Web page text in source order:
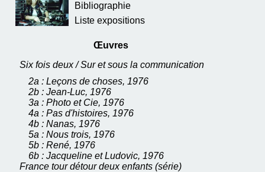
Bibliographie
Liste expositions
Œuvres
Six fois deux / Sur et sous la communication
2a : Leçons de choses, 1976
2b : Jean-Luc, 1976
3a : Photo et Cie, 1976
4a : Pas d'histoires, 1976
4b : Nanas, 1976
5a : Nous trois, 1976
5b : René, 1976
6b : Jacqueline et Ludovic, 1976
France tour détour deux enfants (série)